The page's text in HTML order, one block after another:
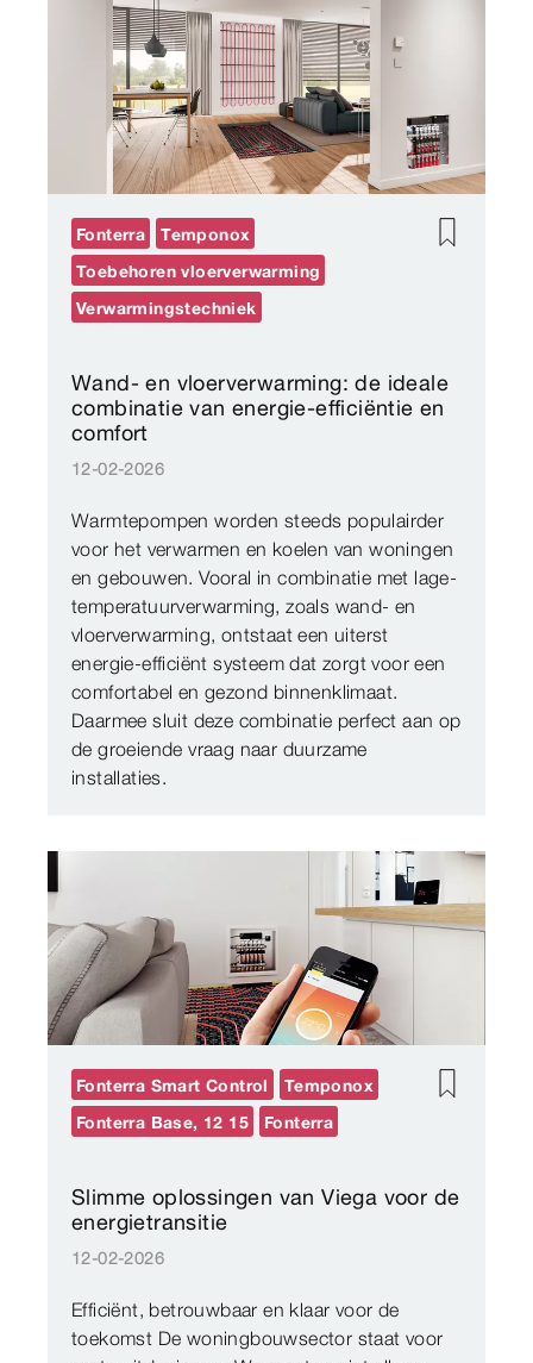
Wand- en vloerverwarming: de ideale
combinatie van energie-efficiëntie en
comfort
12-02-2026
Warmtepompen worden steeds populairder
voor het verwarmen en koelen van woningen
en gebouwen. Vooral in combinatie met lage-
temperatuurverwarming, zoals wand- en
vloerverwarming, ontstaat een uiterst
energie-efficiënt systeem dat zorgt voor een
comfortabel en gezond binnenklimaat.
Daarmee sluit deze combinatie perfect aan op
de groeiende vraag naar duurzame
installaties.
Fonterra
Temponox
Toebehoren vloerverwarming
Verwarmingstechniek
Slimme oplossingen van Viega voor de
energietransitie
12-02-2026
Efficiënt, betrouwbaar en klaar voor de
toekomst De woningbouwsector staat voor
Fonterra Smart Control
Temponox
Fonterra Base, 12 15
Fonterra